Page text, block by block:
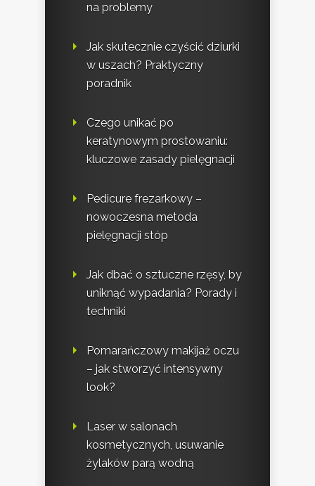
na problemy
Jak skutecznie czyścić dziurki
w uszach? Praktyczny
poradnik
Czego unikać po
keratynowym prostowaniu:
kluczowe zasady pielęgnacji
Pedicure frezarkowy –
nowoczesna metoda
pielęgnacji stóp
Jak dbać o sztuczne rzęsy, by
uniknąć wypadania? Porady i
techniki
Pomarańczowy makijaż oczu
– jak stworzyć intensywny
look?
Laser w salonach
kosmetycznych, usuwanie
żylaków parą wodną